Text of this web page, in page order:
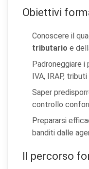
Obiettivi
Conoscere il
tributario e
Padroneggiare i
IVA, IRAP,
Saper
controllo
Prepararsi
banditi dalle
Il percorso